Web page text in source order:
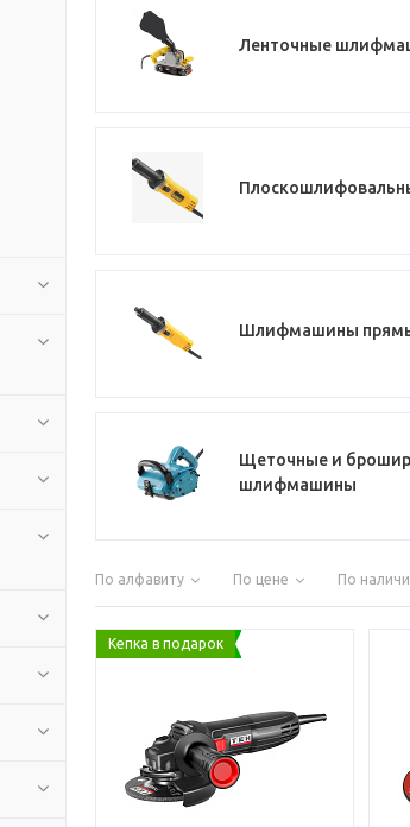
Ленточные
Шлифмашины
Щеточные и
шлифмашины
По алфавиту По цене По
Кепка в подарок